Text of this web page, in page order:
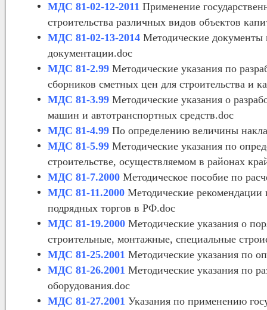
МДС 81-02-12-2011 Применение
строительства различных видов объектов
МДС 81-02-13-2014 Методические документы
документации.doc
МДС 81-2.99 Методические указания по
сборников сметных цен для строительства и
МДС 81-3.99 Методические указания о
машин и автотранспортных средств.doc
МДС 81-4.99 По определению величины
МДС 81-5.99 Методические указания по
строительстве, осуществляемом в районах
МДС 81-7.2000 Методическое пособие по
МДС 81-11.2000 Методические рекомендации
подрядных торгов в РФ.doc
МДС 81-19.2000 Методические указания о
строительные, монтажные, специальные
МДС 81-25.2001 Методические указания по
МДС 81-26.2001 Методические указания по
оборудования.doc
МДС 81-27.2001 Указания по применению